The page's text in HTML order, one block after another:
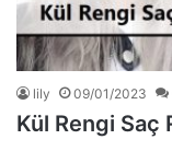
lily 09/01/2023
Kül Rengi Saç